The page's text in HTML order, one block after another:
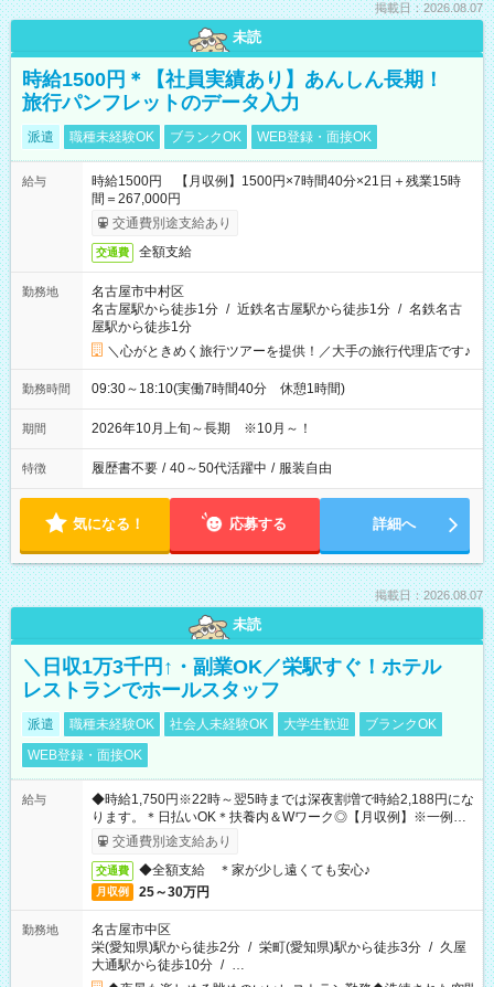
掲載日：2026.08.07
未読
時給1500円＊【社員実績あり】あんしん長期！
旅行パンフレットのデータ入力
派遣 職種未経験OK ブランクOK WEB登録・面接OK
給与
時給1500円 【月収例】1500円×7時間40分×21日＋残業15時
間＝267,000円
交通費別途支給あり
交通費 全額支給
勤務地
名古屋市中村区
名古屋駅から徒歩1分 / 近鉄名古屋駅から徒歩1分 / 名鉄名古
屋駅から徒歩1分
＼心がときめく旅行ツアーを提供！／大手の旅行代理店です♪
勤務時間 09:30～18:10(実働7時間40分 休憩1時間)
期間 2026年10月上旬～長期 ※10月～！
特徴 履歴書不要 / 40～50代活躍中 / 服装自由
気になる！ 応募する 詳細へ
掲載日：2026.08.07
未読
＼日収1万3千円↑・副業OK／栄駅すぐ！ホテル
レストランでホールスタッフ
派遣 職種未経験OK 社会人未経験OK 大学生歓迎
ブランクOK
WEB登録・面接OK
給与
◆時給1,750円※22時～翌5時までは深夜割増で時給2,188円にな
ります。＊日払いOK＊扶養内＆Wワーク◎【月収例】※一例で
す！ 約275,625円（時給1,750円×実働7.5h×21日）
交通費別途支給あり
交通費 ◆全額支給 ＊家が少し遠くても安心♪
月収例 25～30万円
勤務地
名古屋市中区
栄(愛知県)駅から徒歩2分 / 栄町(愛知県)駅から徒歩3分 / 久屋
大通駅から徒歩10分 / …